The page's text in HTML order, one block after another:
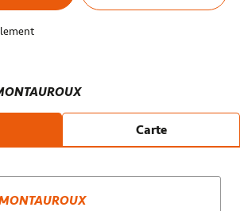
Carte